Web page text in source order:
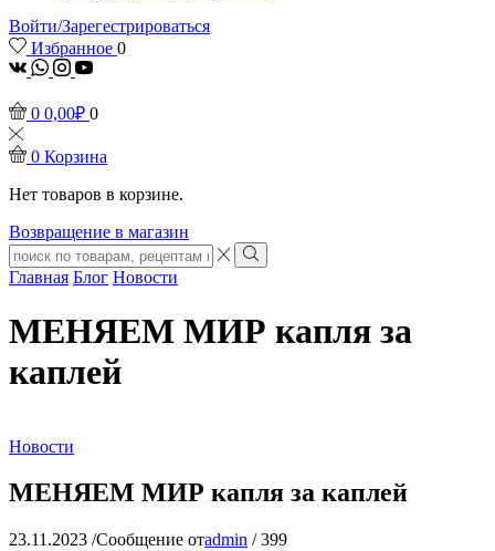
Войти/Зарегестрироваться
Избранное 0
vk Whatsapp
Instagram
Youtube
0 0,00₽ 0
0 Корзина
Нет товаров в корзине.
Возвращение в магазин
Search
input
Search
Главная Блог Новости
МЕНЯЕМ МИР капля за
каплей
Новости
МЕНЯЕМ МИР капля за каплей
23.11.2023 /Сообщение отadmin / 399